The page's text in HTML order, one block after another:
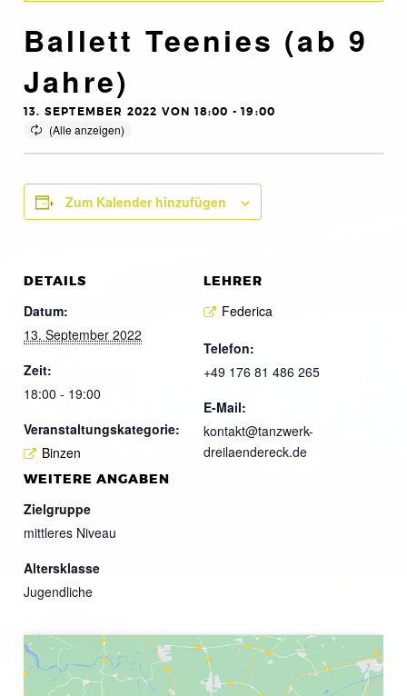
Ballett Teenies (ab 9
Jahre)
13. SEPTEMBER 2022 VON 18:00 -19:00
Zum Kalender hinzufügen
DETAILS
Datum:
13. September 2022
Zeit:
18:00 - 19:00
Veranstaltungskategorie:
Binzen
LEHRER
Federica
Telefon:
+49 176 81 486 265
E-Mail:
kontakt@tanzwerk-
dreilaendereck.de
WEITERE ANGABEN
Zielgruppe
mittleres Niveau
Altersklasse
Jugendliche